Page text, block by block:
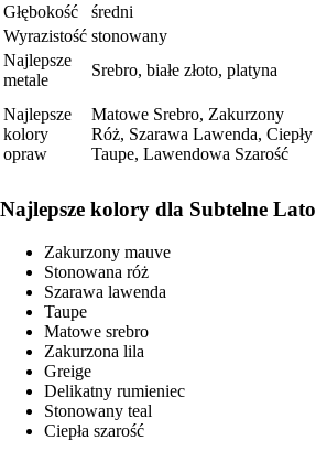
Głębokość
średni
Wyrazistość stonowany
Najlepsze
metale
Srebro, białe złoto, platyna
Najlepsze
kolory
opraw
Matowe Srebro, Zakurzony
Róż, Szarawa Lawenda, Ciepły
Taupe, Lawendowa Szarość
Najlepsze kolory dla Subtelne Lato
Zakurzony mauve
Stonowana róż
Szarawa lawenda
Taupe
Matowe srebro
Zakurzona lila
Greige
Delikatny rumieniec
Stonowany teal
Ciepła szarość